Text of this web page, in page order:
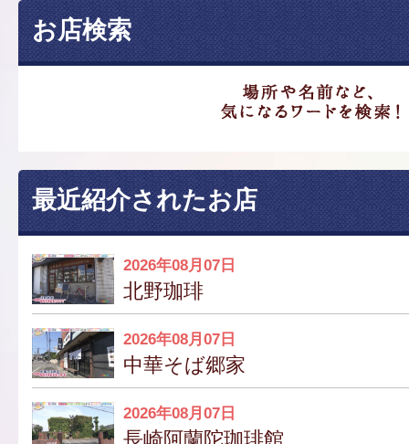
お店検索
最近紹介されたお店
2026年08月07日
北野珈琲
2026年08月07日
中華そば郷家
2026年08月07日
長崎阿蘭陀珈琲館